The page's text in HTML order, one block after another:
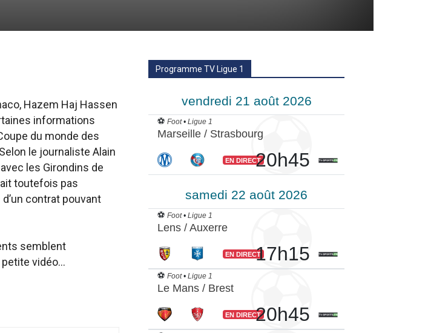
Hazem Haj Hassen
informations
du monde des
le journaliste Alain
les Girondins de
toutefois pas
contrat pouvant
semblent
petite vidéo…
Programme TV Ligue 1